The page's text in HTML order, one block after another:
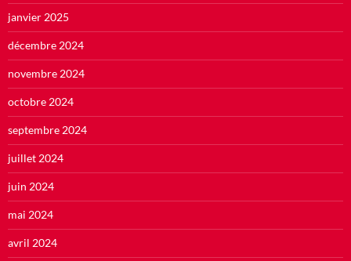
janvier 2025
décembre 2024
novembre 2024
octobre 2024
septembre 2024
juillet 2024
juin 2024
mai 2024
avril 2024